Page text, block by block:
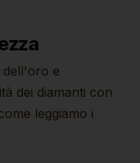
dell'oro e
dei diamanti con
leggiamo i